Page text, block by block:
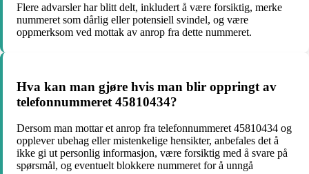
Flere advarsler har blitt delt, inkludert å være forsiktig, merke
nummeret som dårlig eller potensiell svindel, og være
oppmerksom ved mottak av anrop fra dette nummeret.
Hva kan man gjøre hvis man blir oppringt av
telefonnummeret 45810434?
Dersom man mottar et anrop fra telefonnummeret 45810434 og
opplever ubehag eller mistenkelige hensikter, anbefales det å
ikke gi ut personlig informasjon, være forsiktig med å svare på
spørsmål, og eventuelt blokkere nummeret for å unngå